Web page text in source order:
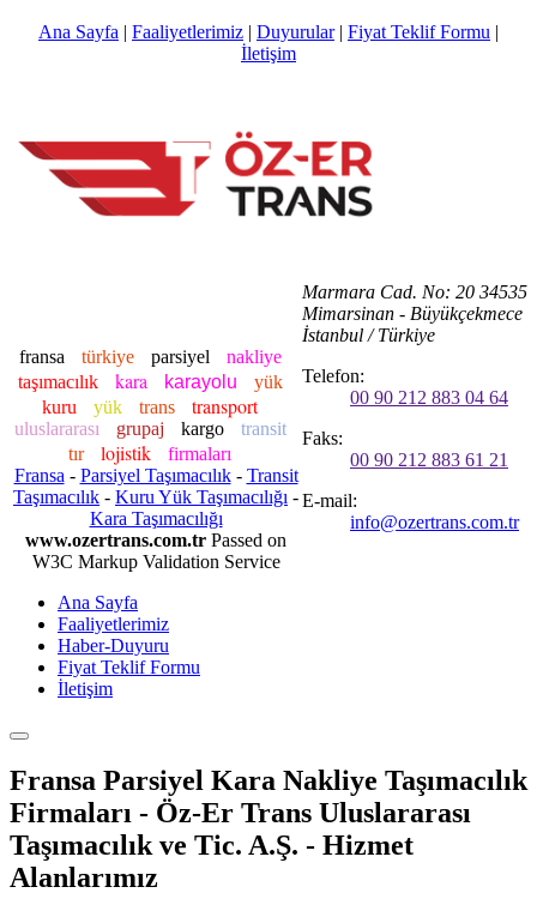
Ana Sayfa | Faaliyetlerimiz | Duyurular| Fiyat Teklif Formu |
İletişim
Marmara Cad. No: 20 34535
Mimarsinan - Büyükçekmece
İstanbul / Türkiye
Telefon:
00 90 212 883 04 64
Faks:
00 90 212 883 61 21
E-mail:
info@ozertrans.com.tr
fransa türkiye parsiyel
nakliye
taşımacılık
kara karayolu
yük
kuru
yük trans transport
uluslararası grupaj kargo
transit
tır
lojistik
firmaları
Fransa - Parsiyel Taşımacılık- Transit
Taşımacılık - Kuru Yük Taşımacılığı -
Kara Taşımacılığı
www.ozertrans.com.tr Passed on
W3C Markup Validation Service
Ana Sayfa
Faaliyetlerimiz
Haber-Duyuru
Fiyat Teklif Formu
İletişim
Fransa Parsiyel Kara Nakliye Taşımacılık
Firmaları - Öz-Er Trans Uluslararası
Taşımacılık ve Tic. A.Ş. - Hizmet
Alanlarımız